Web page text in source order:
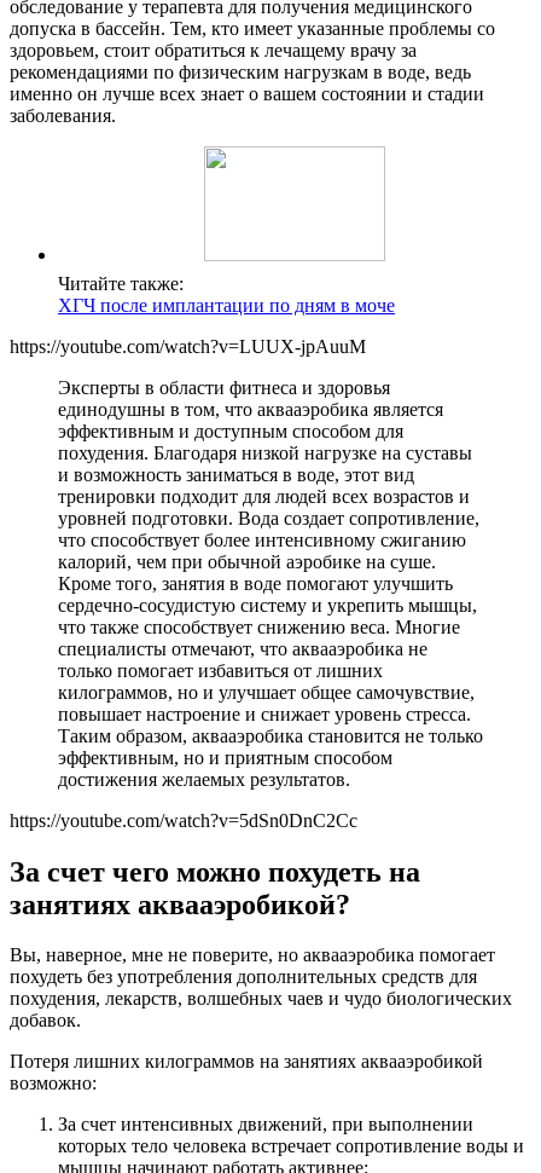
обследование у терапевта для получения медицинского
допуска в бассейн. Тем, кто имеет указанные проблемы со
здоровьем, стоит обратиться к лечащему врачу за
рекомендациями по физическим нагрузкам в воде, ведь
именно он лучше всех знает о вашем состоянии и стадии
заболевания.
Читайте также:
ХГЧ после имплантации по дням в моче
https://youtube.com/watch?v=LUUX-jpAuuM
Эксперты в области фитнеса и здоровья
единодушны в том, что аквааэробика является
эффективным и доступным способом для
похудения. Благодаря низкой нагрузке на суставы
и возможность заниматься в воде, этот вид
тренировки подходит для людей всех возрастов и
уровней подготовки. Вода создает сопротивление,
что способствует более интенсивному сжиганию
калорий, чем при обычной аэробике на суше.
Кроме того, занятия в воде помогают улучшить
сердечно-сосудистую систему и укрепить мышцы,
что также способствует снижению веса. Многие
специалисты отмечают, что аквааэробика не
только помогает избавиться от лишних
килограммов, но и улучшает общее самочувствие,
повышает настроение и снижает уровень стресса.
Таким образом, аквааэробика становится не только
эффективным, но и приятным способом
достижения желаемых результатов.
https://youtube.com/watch?v=5dSn0DnC2Cc
За счет чего можно похудеть на
занятиях аквааэробикой?
Вы, наверное, мне не поверите, но аквааэробика помогает
похудеть без употребления дополнительных средств для
похудения, лекарств, волшебных чаев и чудо биологических
добавок.
Потеря лишних килограммов на занятиях аквааэробикой
возможно:
За счет интенсивных движений, при выполнении
которых тело человека встречает сопротивление воды и
мышцы начинают работать активнее;